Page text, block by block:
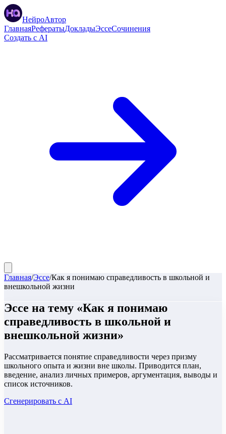
НейроАвтор
ГлавнаяРефератыДокладыЭссеСочинения
Создать с AI
Главная/Эссе/Как я понимаю справедливость в школьной и
внешкольной жизни
Эссе на тему «Как я понимаю
справедливость в школьной и
внешкольной жизни»
Рассматривается понятие справедливости через призму
школьного опыта и жизни вне школы. Приводится план,
введение, анализ личных примеров, аргументация, выводы и
список источников.
Сгенерировать с AI